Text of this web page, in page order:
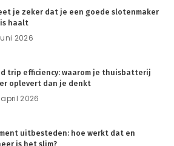
je zeker dat je een goede slotenmaker
haalt
2026
trip efficiency: waarom je thuisbatterij
oplevert dan je denkt
april 2026
uitbesteden: hoe werkt dat en
is het slim?